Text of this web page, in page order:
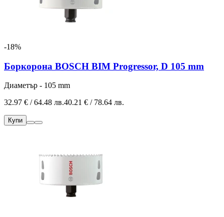
-18%
Боркорона BOSCH BIM Progressor, D 105 mm
Диаметър - 105 mm
32.97 € / 64.48 лв.40.21 € / 78.64 лв.
Купи